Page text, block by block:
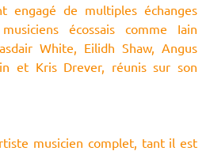
engagé de multiples échanges
écossais comme Iain
White, Eilidh Shaw, Angus
et Kris Drever, réunis sur son
musicien complet, tant il est